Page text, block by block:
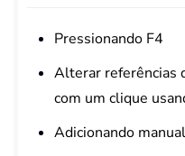
Pressionando F4
Alterar referências
com um clique
Adicionando